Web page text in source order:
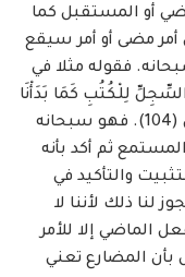
أو المستقبل كما
أمر مضى أو أمر سيقع
فقوله مثلا في
لِلْكُتُبِ كَمَا بَدَأْنَا
أَوَّلَ خَلْقٍ ‏نُّعِيدُهُ وَعْدًا عَلَيْنَا إِنَّا كُنَّا فَاعِلِينَ (104). فهو سبحانه
‏ثم أكد بأنه
والتأكيد في
لنا ذلك لأننا لا
الماضي إلا للأمر
المضارع تعني